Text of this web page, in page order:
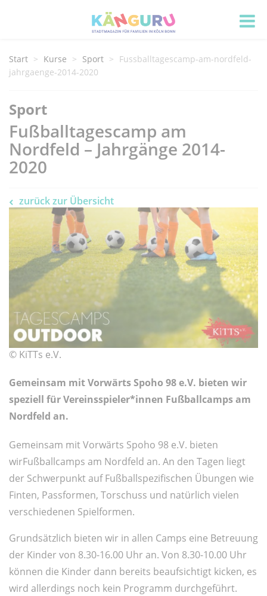
Start Kurse Sport
Fussballtagescamp-am-nordfeld-
jahrgaenge-2014-2020
Sport
Fußballtagescamp am
Nordfeld – Jahrgänge 2014-
2020
zurück zur Übersicht
© KiTTs e.V.
Gemeinsam mit Vorwärts Spoho 98 e.V. bieten wir
speziell für Vereinsspieler*innen Fußballcamps am
Nordfeld an.
Gemeinsam mit Vorwärts Spoho 98 e.V. bieten
wirFußballcamps am Nordfeld an. An den Tagen liegt
der Schwerpunkt auf Fußballspezifischen Übungen wie
Finten, Passformen, Torschuss und natürlich vielen
verschiedenen Spielformen.
Grundsätzlich bieten wir in allen Camps eine Betreuung
der Kinder von 8.30-16.00 Uhr an. Von 8.30-10.00 Uhr
können die Kinder dann bereits beaufsichtigt kicken, es
wird allerdings noch kein Programm durchgeführt.